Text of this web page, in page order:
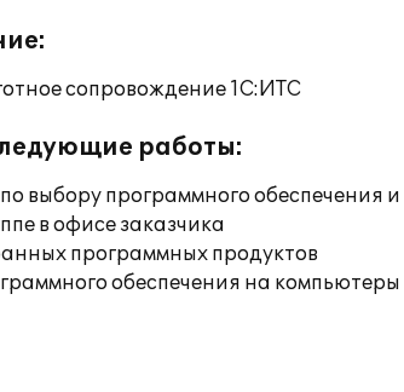
сопровождение 1С:ИТС
работы:
выбору программного обеспечения
в офисе заказчика
программных продуктов
обеспечения на компьютеры